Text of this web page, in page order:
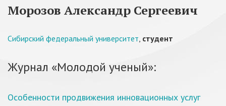
Морозов Александр Сергеевич
Сибирский федеральный университет, студент
Журнал «Молодой ученый»:
Особенности продвижения инновационных услуг